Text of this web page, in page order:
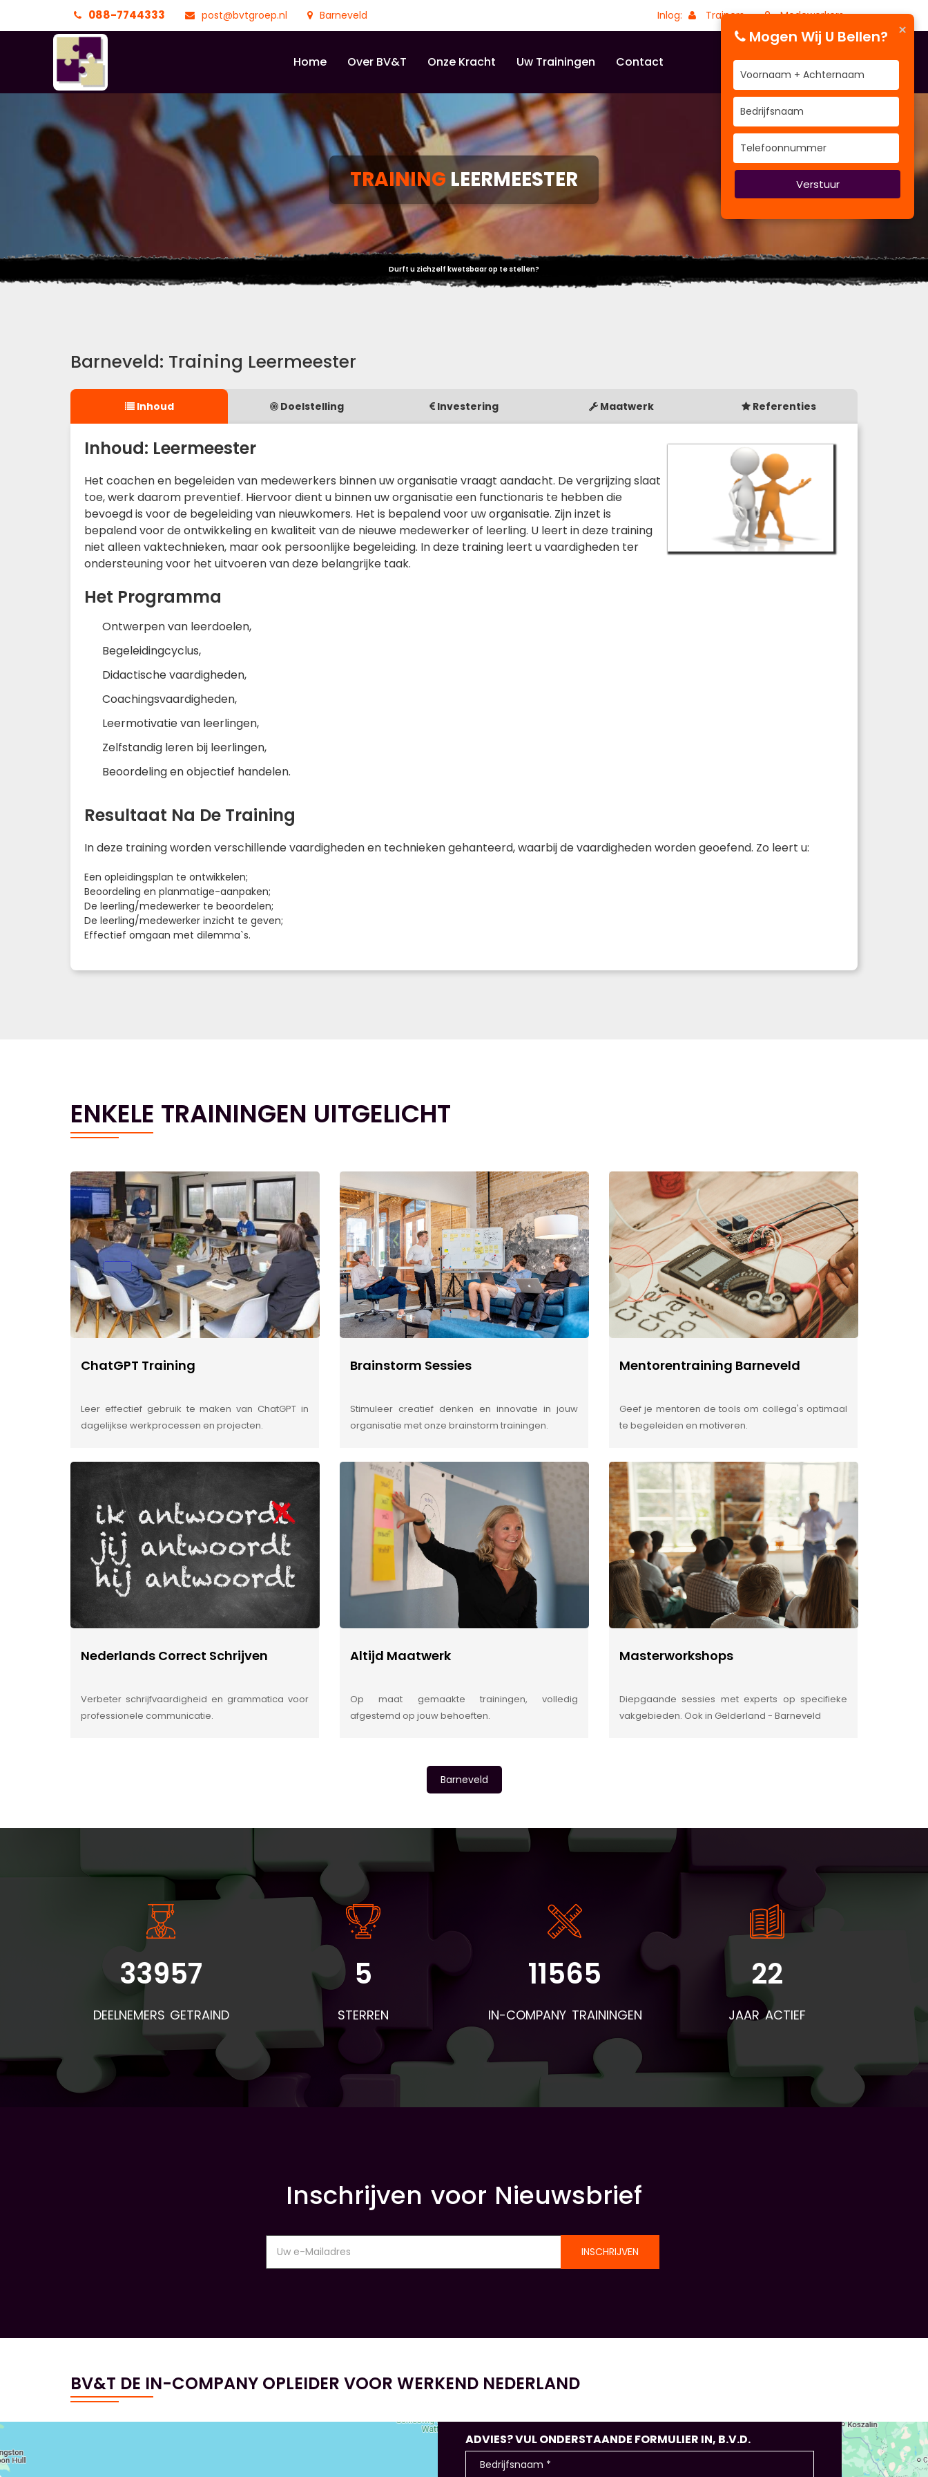
088-7744333 post@bvtgroep.nl Barneveld Inlog: Trainers Medewerkers
Home Over BV&T Onze Kracht Uw Trainingen Contact
TRAINING LEERMEESTER
Durft u zichzelf kwetsbaar op te stellen?
Barneveld: Training Leermeester
Inhoud Doelstelling Investering Maatwerk Referenties
Inhoud: Leermeester
Het coachen en begeleiden van medewerkers binnen uw organisatie vraagt aandacht. De vergrijzing slaat
toe, werk daarom preventief. Hiervoor dient u binnen uw organisatie een functionaris te hebben die
bevoegd is voor de begeleiding van nieuwkomers. Het is bepalend voor uw organisatie. Zijn inzet is
bepalend voor de ontwikkeling en kwaliteit van de nieuwe medewerker of leerling. U leert in deze training
niet alleen vaktechnieken, maar ook persoonlijke begeleiding. In deze training leert u vaardigheden ter
ondersteuning voor het uitvoeren van deze belangrijke taak.
Het Programma
Ontwerpen van leerdoelen,
Begeleidingcyclus,
Didactische vaardigheden,
Coachingsvaardigheden,
Leermotivatie van leerlingen,
Zelfstandig leren bij leerlingen,
Beoordeling en objectief handelen.
Resultaat Na De Training
In deze training worden verschillende vaardigheden en technieken gehanteerd, waarbij de vaardigheden worden geoefend. Zo leert u:
Een opleidingsplan te ontwikkelen;
Beoordeling en planmatige-aanpaken;
De leerling/medewerker te beoordelen;
De leerling/medewerker inzicht te geven;
Effectief omgaan met dilemma`s.
ENKELE TRAININGEN UITGELICHT
ChatGPT Training
Leer effectief gebruik te maken van ChatGPT in
dagelijkse werkprocessen en projecten.
Brainstorm Sessies
Stimuleer creatief denken en innovatie in jouw
organisatie met onze brainstorm trainingen.
Mentorentraining Barneveld
Geef je mentoren de tools om collega's optimaal
te begeleiden en motiveren.
Nederlands Correct Schrijven
Verbeter schrijfvaardigheid en grammatica voor
professionele communicatie.
Altijd Maatwerk
Op maat gemaakte trainingen, volledig
afgestemd op jouw behoeften.
Masterworkshops
Diepgaande sessies met experts op specifieke
vakgebieden. Ook in Gelderland - Barneveld
Barneveld
33957
DEELNEMERS GETRAIND
5
STERREN
11565
IN-COMPANY TRAININGEN
22
JAAR ACTIEF
Inschrijven voor Nieuwsbrief
INSCHRIJVEN
BV&T DE IN-COMPANY OPLEIDER VOOR WERKEND NEDERLAND
ADVIES? VUL ONDERSTAANDE FORMULIER IN, B.V.D.
×
Mogen Wij U Bellen?
Verstuur